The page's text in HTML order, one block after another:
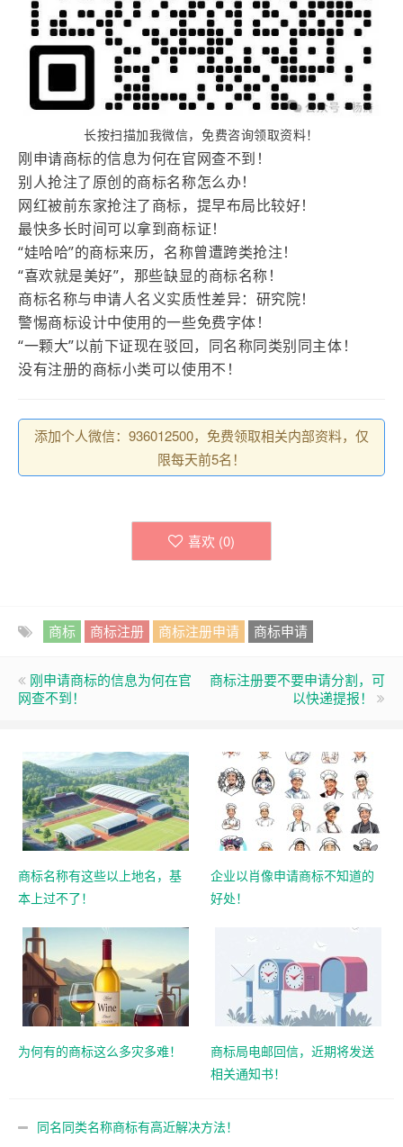
长按扫描加我微信，免费咨询领取资料！
刚申请商标的信息为何在官网查不到！
别人抢注了原创的商标名称怎么办！
网红被前东家抢注了商标，提早布局比较好！
最快多长时间可以拿到商标证！
“娃哈哈”的商标来历，名称曾遭跨类抢注！
“喜欢就是美好”，那些缺显的商标名称！
商标名称与申请人名义实质性差异：研究院！
警惕商标设计中使用的一些免费字体！
“一颗大”以前下证现在驳回，同名称同类别同主体！
没有注册的商标小类可以使用不！
添加个人微信：936012500，免费领取相关内部资料，仅
限每天前5名！
喜欢 (0)
商标 商标注册 商标注册申请 商标申请
刚申请商标的信息为何在官
网查不到！
商标注册要不要申请分割，可
以快递提报！
商标名称有这些以上地名，基
本上过不了！
企业以肖像申请商标不知道的
好处！
为何有的商标这么多灾多难！
商标局电邮回信，近期将发送
相关通知书！
同名同类名称商标有高近解决方法！